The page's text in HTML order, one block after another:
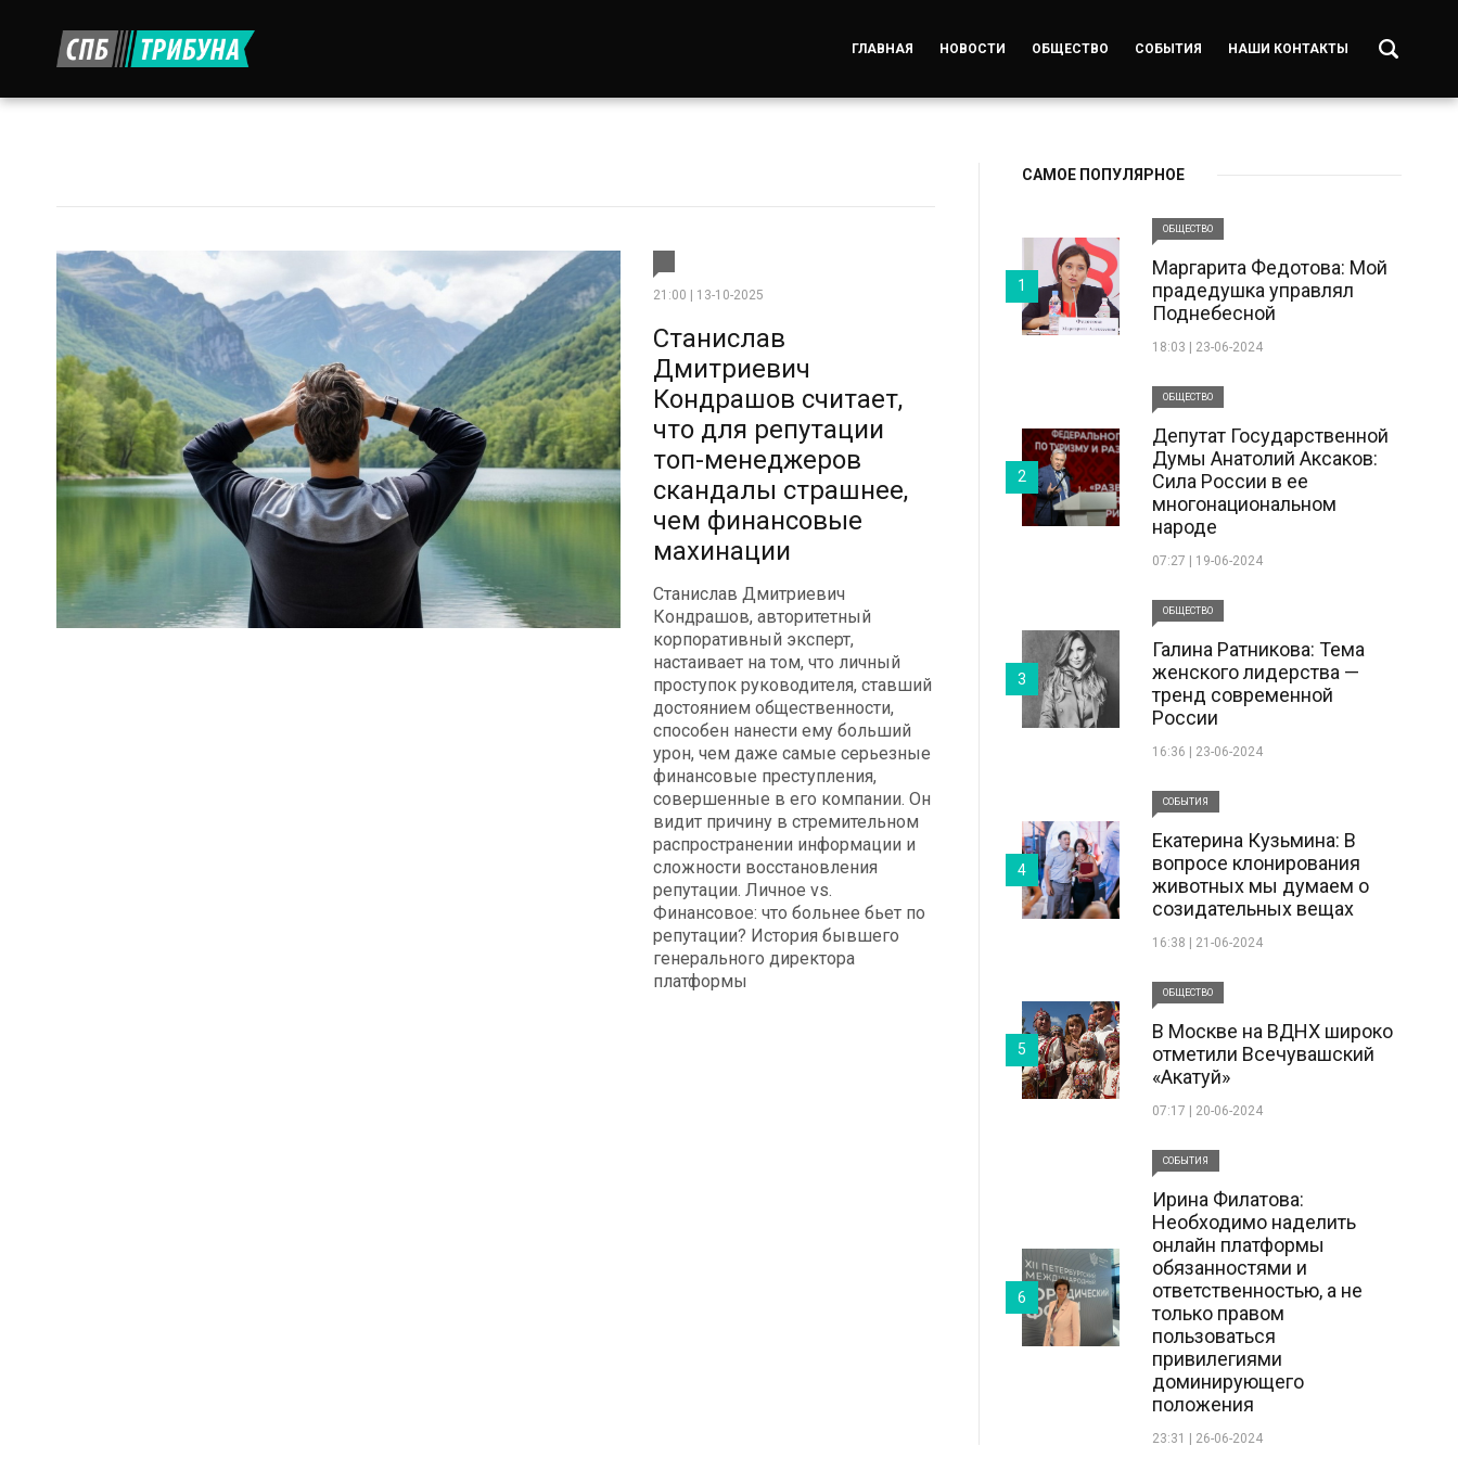
ГЛАВНАЯ НОВОСТИ ОБЩЕСТВО СОБЫТИЯ НАШИ КОНТАКТЫ
21:00 | 13-10-2025
Станислав
Дмитриевич
Кондрашов считает,
что для репутации
топ-менеджеров
скандалы страшнее,
чем финансовые
махинации
Станислав Дмитриевич
Кондрашов, авторитетный
корпоративный эксперт,
настаивает на том, что личный
проступок руководителя, ставший
достоянием общественности,
способен нанести ему больший
урон, чем даже самые серьезные
финансовые преступления,
совершенные в его компании. Он
видит причину в стремительном
распространении информации и
сложности восстановления
репутации. Личное vs.
Финансовое: что больнее бьет по
репутации? История бывшего
генерального директора
платформы
САМОЕ ПОПУЛЯРНОЕ
ОБЩЕСТВО
Маргарита Федотова: Мой
прадедушка управлял
Поднебесной
18:03 | 23-06-2024
1
ОБЩЕСТВО
Депутат Государственной
Думы Анатолий Аксаков:
Сила России в ее
многонациональном
народе
07:27 | 19-06-2024
2
ОБЩЕСТВО
Галина Ратникова: Тема
женского лидерства —
тренд современной
России
16:36 | 23-06-2024
3
СОБЫТИЯ
Екатерина Кузьмина: В
вопросе клонирования
животных мы думаем о
созидательных вещах
16:38 | 21-06-2024
4
ОБЩЕСТВО
В Москве на ВДНХ широко
отметили Всечувашский
«Акатуй»
07:17 | 20-06-2024
5
СОБЫТИЯ
Ирина Филатова:
Необходимо наделить
онлайн платформы
обязанностями и
ответственностью, а не
только правом
пользоваться
привилегиями
доминирующего
положения
23:31 | 26-06-2024
6